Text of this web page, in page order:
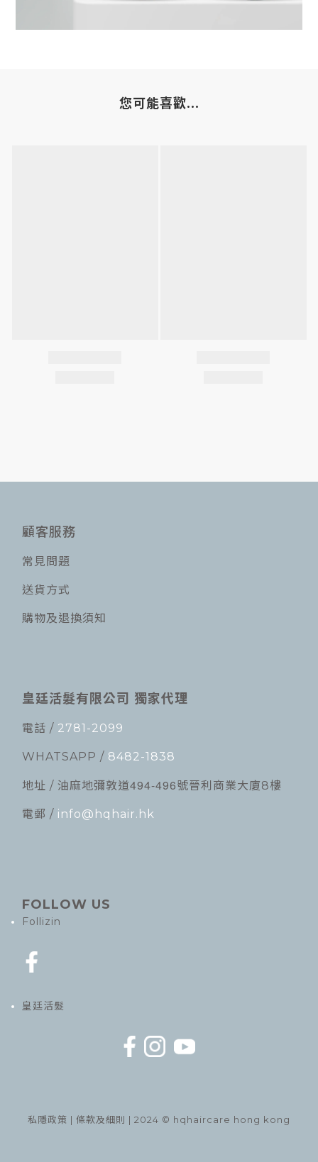
您可能喜歡...
顧客服務
常見問題
送貨方式
購物及退換須知
皇廷活髮有限公司 獨家代理
電話 / 2781-2099
WHATSAPP / 8482-1838
地址 / 油麻地彌敦道494-496號晉利商業大廈8樓
電郵 / info@hqhair.hk
FOLLOW US
Follizin
皇廷活髮
私隱政策 | 條款及細則 | 2024 © hqhaircare hong kong